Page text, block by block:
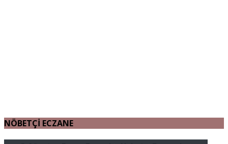
NÖBETÇİ ECZANE